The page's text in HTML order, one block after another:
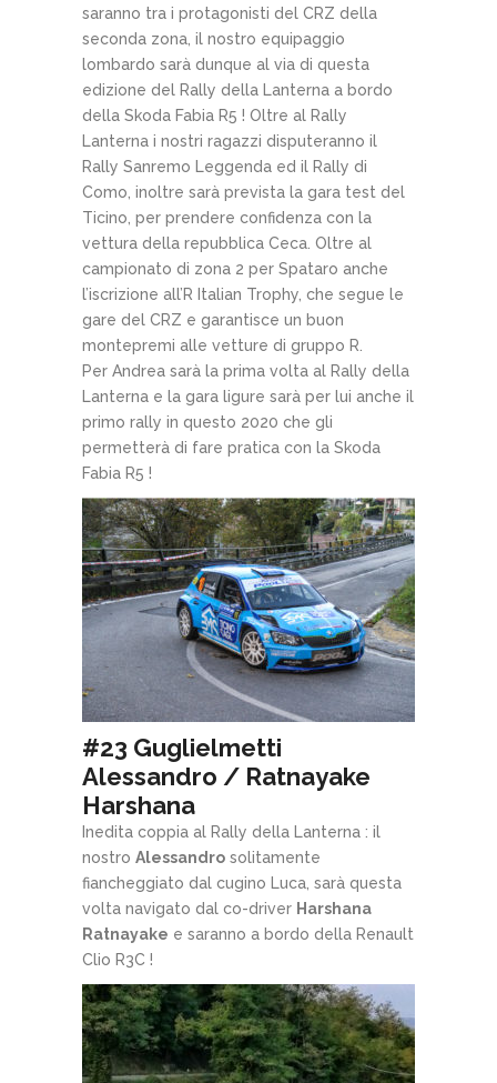
saranno tra i protagonisti del CRZ della
seconda zona, il nostro equipaggio
lombardo sarà dunque al via di questa
edizione del Rally della Lanterna a bordo
della Skoda Fabia R5 ! Oltre al Rally
Lanterna i nostri ragazzi disputeranno il
Rally Sanremo Leggenda ed il Rally di
Como, inoltre sarà prevista la gara test del
Ticino, per prendere confidenza con la
vettura della repubblica Ceca. Oltre al
campionato di zona 2 per Spataro anche
l’iscrizione all’R Italian Trophy, che segue le
gare del CRZ e garantisce un buon
montepremi alle vetture di gruppo R.
Per Andrea sarà la prima volta al Rally della
Lanterna e la gara ligure sarà per lui anche il
primo rally in questo 2020 che gli
permetterà di fare pratica con la Skoda
Fabia R5 !
#23 Guglielmetti
Alessandro / Ratnayake
Harshana
Inedita coppia al Rally della Lanterna : il
nostro Alessandro solitamente
fiancheggiato dal cugino Luca, sarà questa
volta navigato dal co-driver Harshana
Ratnayake e saranno a bordo della Renault
Clio R3C !